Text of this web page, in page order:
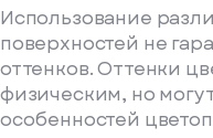
Использование
поверхностей не
оттенков. Оттенки
физическим, но
особенностей